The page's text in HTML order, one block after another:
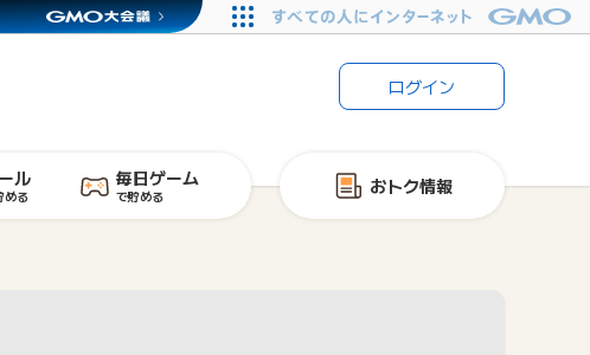
ログイン
ル
める
毎日ゲーム
で貯める おトク情報